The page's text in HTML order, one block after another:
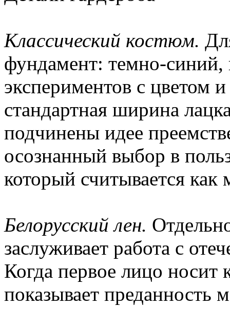
Классический костюм.
фундамент: темно-
экспериментов с цветом
стандартная ширина
подчинены идее
осознанный выбор в
который считывается
Белорусский лен.
заслуживает работа с
Когда первое лицо носит
показывает преданность